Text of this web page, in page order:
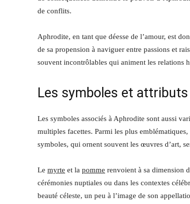
de conflits.
Aphrodite, en tant que déesse de l’amour, est
de sa propension à naviguer entre passions et
souvent incontrôlables qui animent les relations
Les symboles et attributs
Les symboles associés à Aphrodite sont aussi
multiples facettes. Parmi les plus
symboles, qui ornent souvent les œuvres d’art,
Le myrte et la pomme renvoient à sa dimension
cérémonies nuptiales ou dans les contextes
beauté céleste, un peu à l’image de son